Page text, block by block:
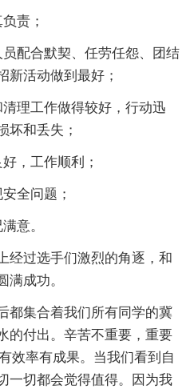
责；
配合默契、任劳任怨、团结
新活动做到最好；
理工作做得较好，行动迅
坏和丢失；
，工作顺利；
全问题；
意。
过选手们激烈的角逐，和
满成功。
集合着我们所有同学的冀
的付出。辛苦不重要，重要
效率有成果。当我们看到自
一切都会觉得值得。因为我